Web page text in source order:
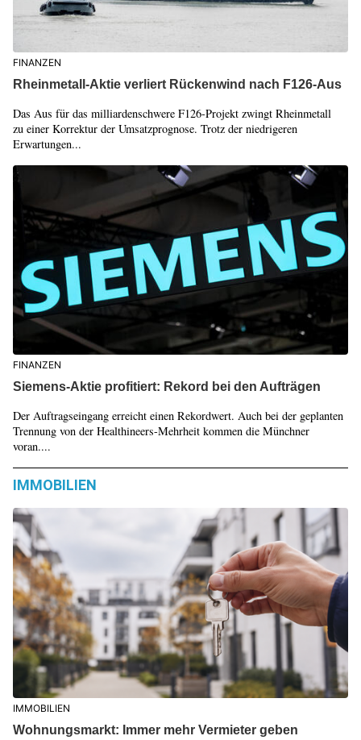
FINANZEN
Rheinmetall-Aktie verliert Rückenwind nach F126-Aus
Das Aus für das milliardenschwere F126-Projekt zwingt Rheinmetall
zu einer Korrektur der Umsatzprognose. Trotz der niedrigeren
Erwartungen...
FINANZEN
Siemens-Aktie profitiert: Rekord bei den Aufträgen
Der Auftragseingang erreicht einen Rekordwert. Auch bei der geplanten
Trennung von der Healthineers-Mehrheit kommen die Münchner
voran....
IMMOBILIEN
IMMOBILIEN
Wohnungsmarkt: Immer mehr Vermieter geben